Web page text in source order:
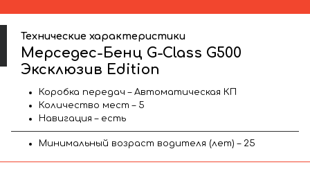
Технические характеристики
Мерседес-Бенц G-Class G500
Эксклюзив Edition
Коробка передач – Автоматическая КП
Количество мест – 5
Навигация – есть
Минимальный возраст водителя (лет) – 25